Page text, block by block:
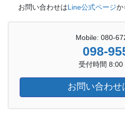
お問い合わせはLine公式ページか
Mobile: 080-
098-
受付時間 8:00
お問い合わせ